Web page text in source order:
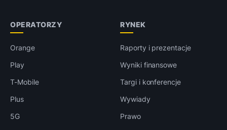
OPERATORZY
Orange
Play
T-Mobile
Plus
5G
RYNEK
Raporty i prezentacje
Wyniki finansowe
Targi i konferencje
Wywiady
Prawo